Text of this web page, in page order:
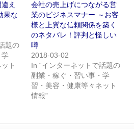
え
果な
題の
学
ト
会社の売上げにつながる営
業のビジネスマナー ～お客
様と上質な信頼関係を築く
のネタバレ！評判と怪しい
噂
2018-03-02
In “インターネットで話題の
副業・稼ぐ・習い事・学
習・美容・健康等々ネット
情報”